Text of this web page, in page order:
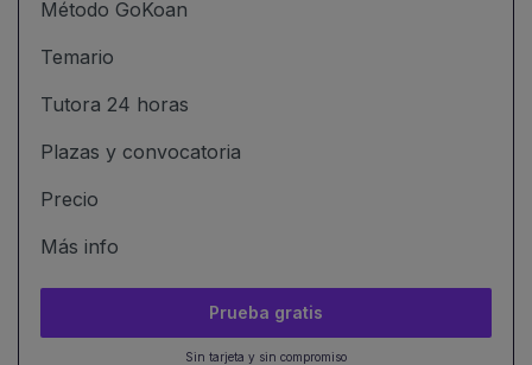
Método GoKoan
Temario
Tutora 24 horas
Plazas y convocatoria
Precio
Más info
Prueba gratis
Sin tarjeta y sin compromiso